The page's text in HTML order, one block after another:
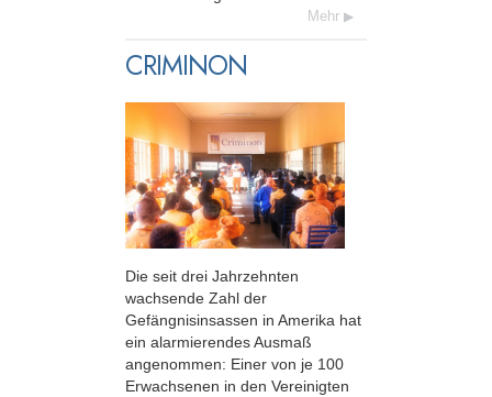
Mehr
CRIMINON
Die seit drei Jahrzehnten
wachsende Zahl der
Gefängnisinsassen in Amerika hat
ein alarmierendes Ausmaß
angenommen: Einer von je 100
Erwachsenen in den Vereinigten